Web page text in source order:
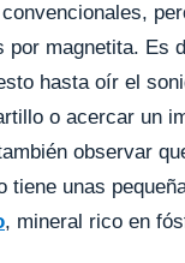
por magnetita. Es
hasta oír el
o acercar un
observar
tiene unas
, mineral rico en